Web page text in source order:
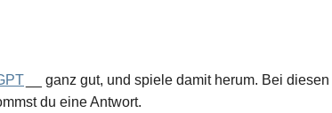
__ ganz gut, und spiele damit herum. Bei
du eine Antwort.